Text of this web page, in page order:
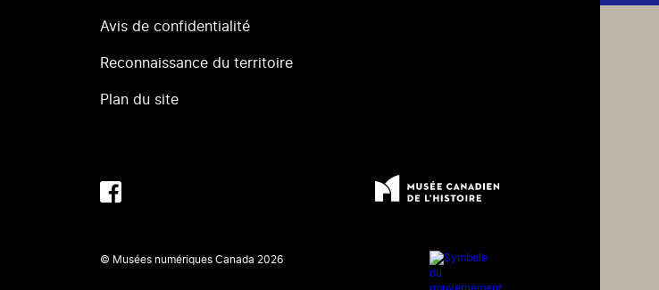
Avis de confidentialité
Reconnaissance du territoire
Plan du site
© Musées numériques Canada 2026